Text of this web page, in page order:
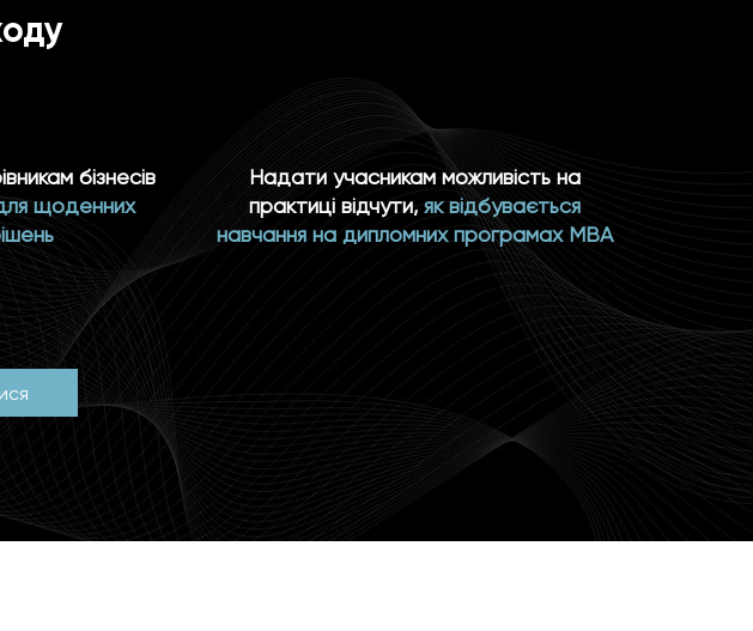
бізнесів
щоденних
Надати учасникам можливість на
практиці відчути,як відбувається
навчання на дипломних програмах МВА